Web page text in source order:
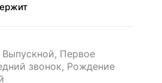
Первое
звонок, Рождение